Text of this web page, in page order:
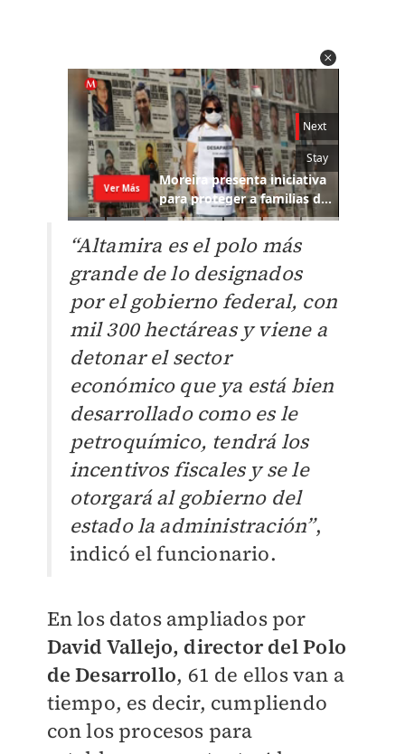
“Altamira es el polo más
grande de lo designados
por el gobierno federal, con
mil 300 hectáreas y viene a
detonar el sector
económico que ya está bien
desarrollado como es le
petroquímico, tendrá los
incentivos fiscales y se le
otorgará al gobierno del
estado la administración”,
indicó el funcionario.
En los datos ampliados por
David Vallejo, director del Polo
de Desarrollo, 61 de ellos van a
tiempo, es decir, cumpliendo
con los procesos para